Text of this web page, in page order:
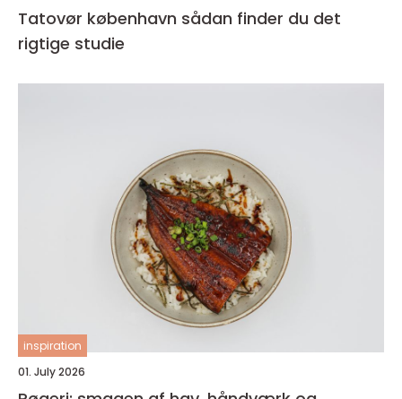
Tatovør københavn sådan finder du det
rigtige studie
inspiration
01. July 2026